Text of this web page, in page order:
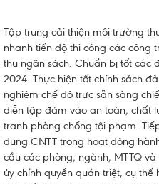
Tập trung cải thiện môi trường
nhanh tiến độ thi công các công
thu ngân sách. Chuẩn bị tốt các
2024. Thực hiện tốt chính sách
nghiêm chế độ trực sẵn sàng
diễn tập đảm vảo an toàn, chất
tranh phòng chống tội phạm.
dụng CNTT trong hoạt động
cầu các phòng, ngành, MTTQ
ủy chính quyền quán triệt, cụ